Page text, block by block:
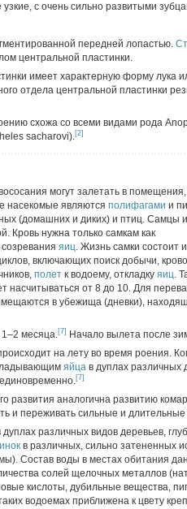
с очень сильно развитыми
передней лопастью.
центральной пластинки.
имеет характерную форму лука
отдела центральной пластинки
схожа со всеми видами рода
sacharovi).[2]
могут залетать в
насекомые являются полифагами и
(домашних и диких) и птиц. Самцы
Кровь нужна только самкам как
яиц. Жизнь самки состоит
включающих поиск добычи,
полет к водоему, откладку яиц.
насчитываться от 8 до 10. Для
в убежища (дневки),
месяца.[7]
Начало вылета после
на лету во время роения.
яйца в дуплах различных
единовременно.[7]
развития аналогична развитию
и переживать сильные и
различных видов деревьев,
в различных, сильно затененных
Состав воды в местах обитания
солей щелочных металлов
кислоты, дубильные вещества,
водоемах приближена к цвету